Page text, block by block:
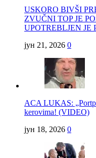
USKORO BIVŠI
ZVUČNI TOP JE
UPOTREBLJEN
јун 21, 2026 0
ACA LUKAS:
kerovima! (VIDEO)
јун 18, 2026 0